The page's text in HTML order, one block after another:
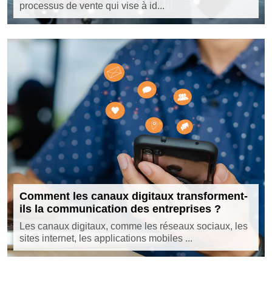
processus de vente qui vise à id...
Comment les canaux digitaux transforment-
ils la communication des entreprises ?
Les canaux digitaux, comme les réseaux sociaux, les
sites internet, les applications mobiles ...